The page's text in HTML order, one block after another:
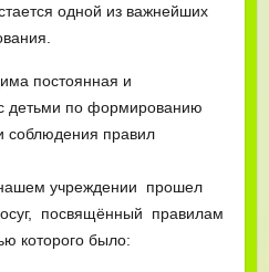
одной из важнейших
постоянная и
детьми по формированию
соблюдения правил
учреждении прошел
посвящённый правилам
которого было: